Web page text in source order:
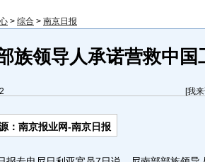
> 综合 > 南京日报
族领导人承诺营救中国
[我
：南京报业网-南京日报